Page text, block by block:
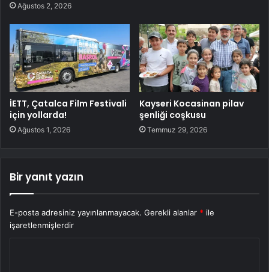
Ağustos 2, 2026
İETT, Çatalca Film Festivali
için yollarda!
Ağustos 1, 2026
Kayseri Kocasinan pilav
şenliği coşkusu
Temmuz 29, 2026
Bir yanıt yazın
E-posta adresiniz yayınlanmayacak. Gerekli alanlar * ile
işaretlenmişlerdir